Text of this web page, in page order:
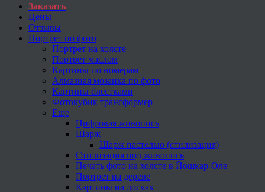
Заказать
Цены
Отзывы
Портрет по фото
Портрет на холсте
Портрет маслом
Картины по номерам
Алмазная мозаика по фото
Картины блестками
Фотокубик трансформер
Еще
Цифровая живопись
Шарж
Шарж пастелью (стилизация)
Стилизация под живопись
Печать фото на холсте в Йошкар-Оле
Портрет на дереве
Картины на досках